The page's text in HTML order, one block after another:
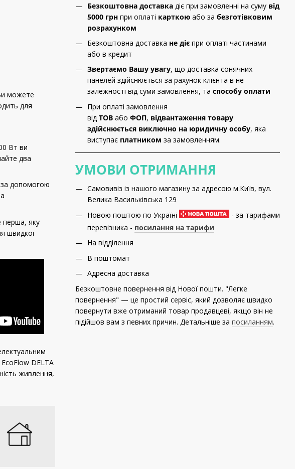
можете
для
Вт ви
два
за допомогою
перша, яку
швидкої
DELTA
живлення,
Безкоштовна доставка діє при замовленні на суму від
5000 грн при оплаті карткою або за безготівковим
розрахунком
Безкоштовна доставка не діє при оплаті частинами
або в кредит
Звертаємо Вашу увагу, що доставка сонячних
панелей здійснюється за рахунок клієнта в не
залежності від суми замовлення, та способу оплати
При оплаті замовлення
від ТОВ або ФОП, відвантаження товару
здійснюється виключно на юридичну особу, яка
виступає платником за замовленням.
УМОВИ ОТРИМАННЯ
Самовивіз із нашого магазину за адресою м.Київ, вул.
Велика Васильківська 129
Новою поштою по Україні
- за тарифами
перевізника - посилання на тарифи
На відділення
В поштомат
Адресна доставка
Безкоштовне повернення від Нової пошти. "Легке
повернення" — це простий сервіс, який дозволяє швидко
повернути вже отриманий товар продавцеві, якщо він не
підійшов вам з певних причин. Детальніше за посиланням.